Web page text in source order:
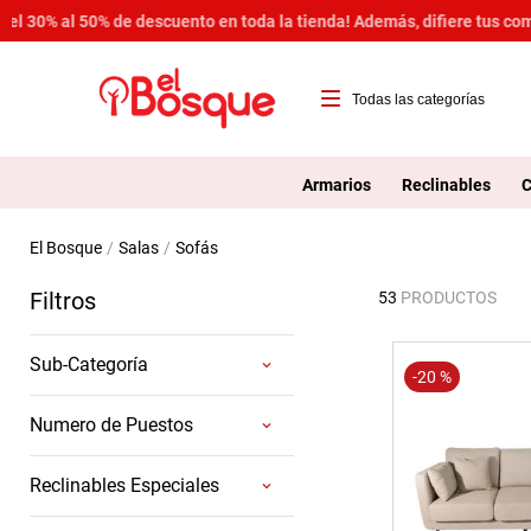
30% al 50% de descuento en toda la tienda! Además, difiere tus
Armarios Reclinables
salas sofás
Filtros
Sub-Categoría
Sofas 3p
Sofas modulares
Sofas seccionales
Numero de Puestos
2 Puestos
Reclinables Especiales
53 PRODUCTOS
-20 %
1
5